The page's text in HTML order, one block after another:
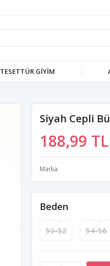
TESETTÜR GIYIM
Siyah Cepli
188,99 TL
Marka
Beden
50-52 54-56